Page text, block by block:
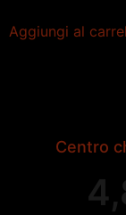
Aggiungi al
Centro